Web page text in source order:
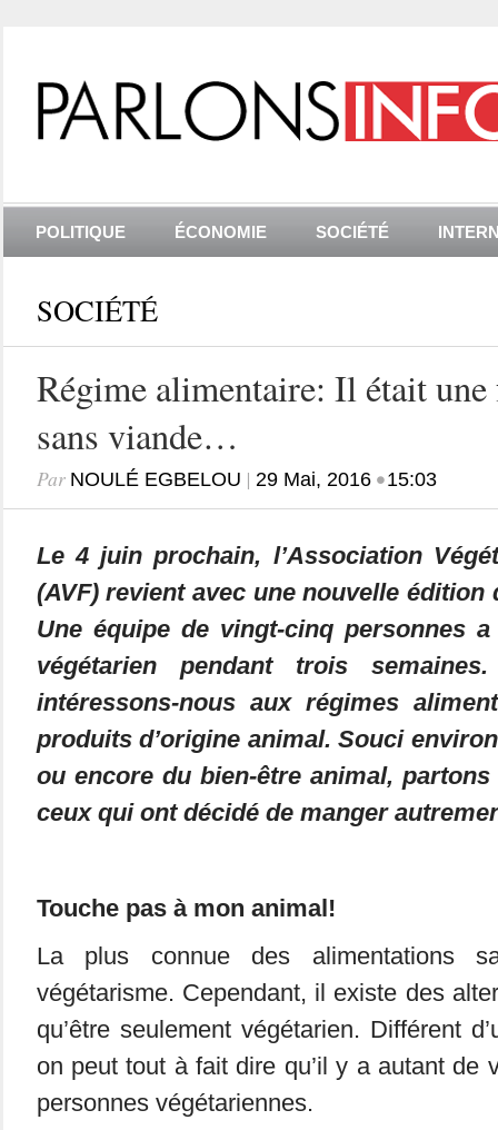
POLITIQUE ÉCONOMIE SOCIÉTÉ
SOCIÉTÉ
Régime alimentaire: Il était
sans viande…
Par NOULÉ EGBELOU | 29 Mai, 2016•15:03
Le 4 juin prochain, l’Association
(AVF) revient avec une nouvelle édition
Une équipe de vingt-cinq personnes
végétarien pendant trois
intéressons-nous aux régimes
produits d’origine animal. Souci
ou encore du bien-être animal,
ceux qui ont décidé de manger
Touche pas à mon animal!
La plus connue des alimentations
végétarisme. Cependant, il existe des
qu’être seulement végétarien. Différent
on peut tout à fait dire qu’il y a autant de
personnes végétariennes.